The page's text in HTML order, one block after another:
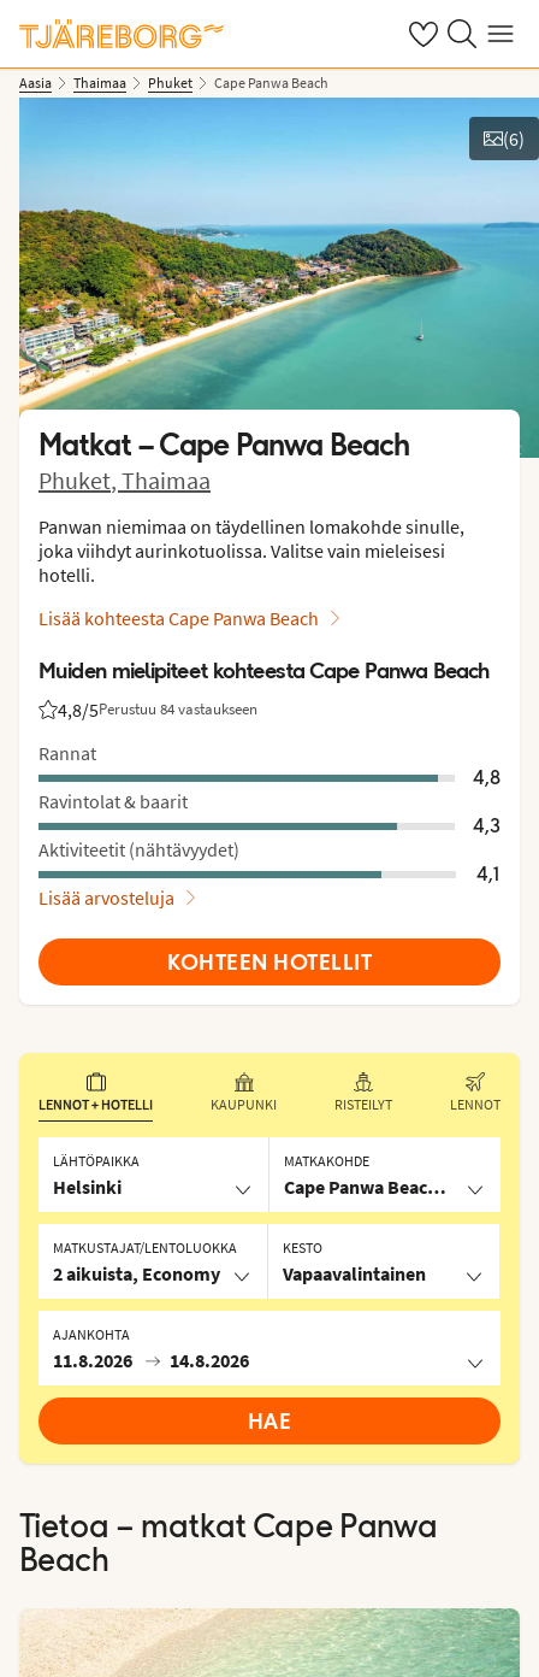
OmatHaku Valikko
Aasia Thaimaa Phuket Cape Panwa Beach
Näytä kuvia
(6)
Matkat –Cape Panwa Beach
Phuket, Thaimaa
Panwan niemimaa on täydellinen lomakohde sinulle,
joka viihdyt aurinkotuolissa. Valitse vain mieleisesi
hotelli.
Lisää kohteesta Cape Panwa Beach
Muiden mielipiteet kohteesta Cape Panwa Beach
4,8/5Perustuu 84 vastaukseen
Asiakkaidemme arviot: 4.8/5
Rannat
4,8
Ravintolat & baarit
4,3
Aktiviteetit (nähtävyydet)
4,1
Lisää arvosteluja
KOHTEEN HOTELLIT
LENNOT + HOTELLI KAUPUNKI RISTEILYT LENNOT
LÄHTÖPAIKKA
Helsinki
MATKAKOHDE
Cape Panwa Beach, Thaimaa
KESTO
Vapaavalintainen
AJANKOHTA
11.8.2026 14.8.2026
MATKUSTAJAT/LENTOLUOKKA
2 aikuista, Economy
HAE
Tietoa – matkat Cape Panwa
Beach